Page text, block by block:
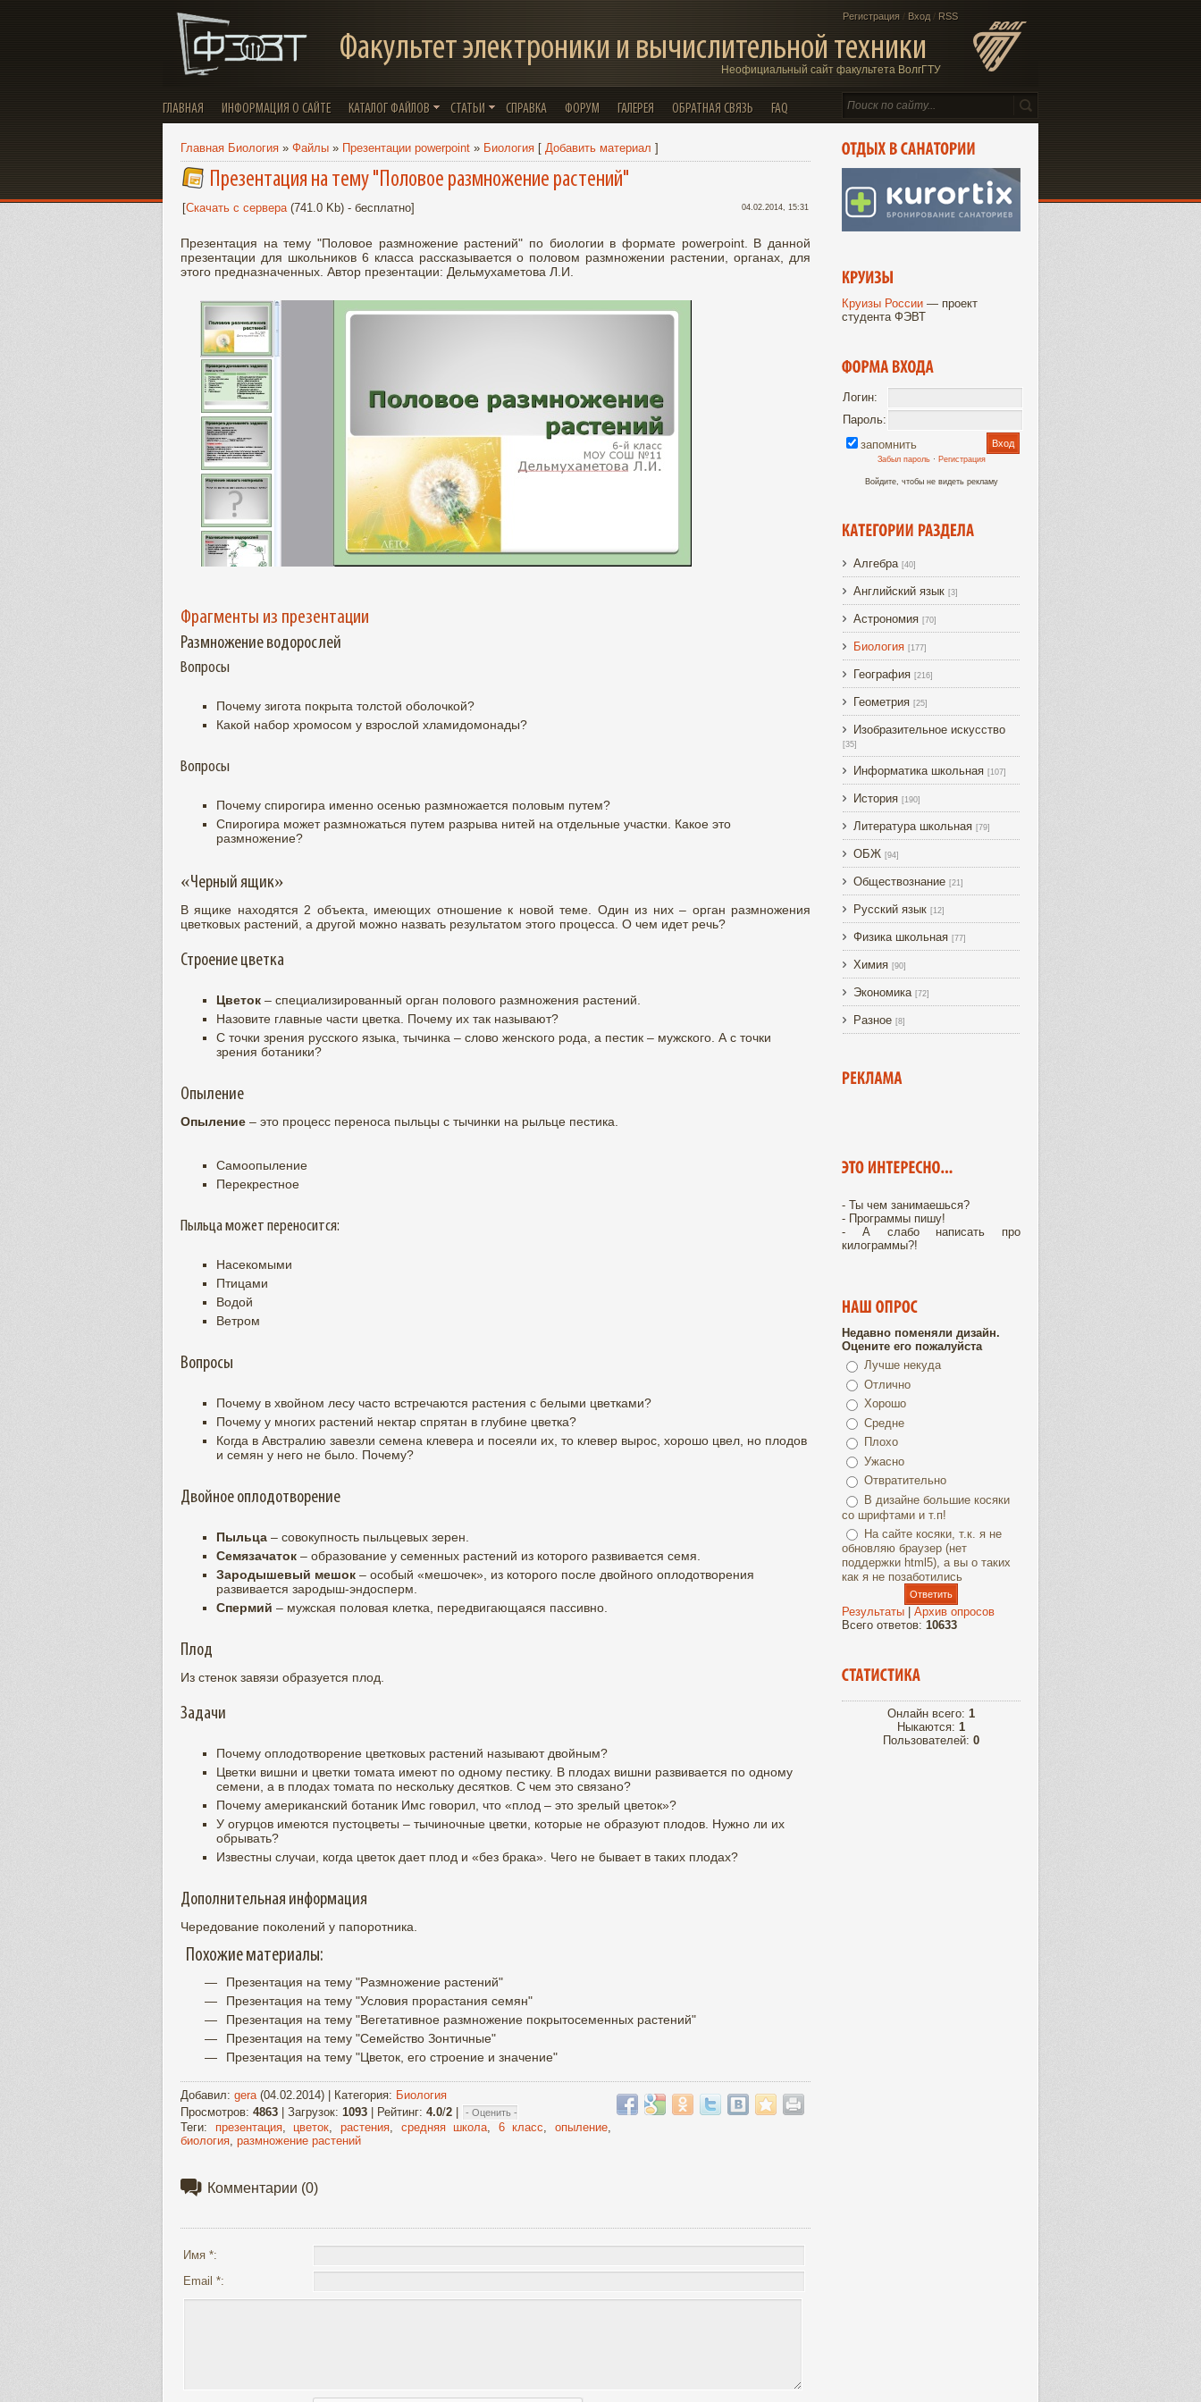
Регистрация / Вход / RSS
Факультет электроники и вычислительной техники
Неофициальный сайт факультета ВолгГТУ
ГЛАВНАЯ ИНФОРМАЦИЯ О САЙТЕ КАТАЛОГ ФАЙЛОВ СТАТЬИ СПРАВКА ФОРУМ ГАЛЕРЕЯ ОБРАТНАЯ СВЯЗЬ FAQ
Главная Биология » Файлы » Презентации powerpoint » Биология [ Добавить материал ]
Презентация на тему "Половое размножение растений"
[Скачать с сервера(741.0 Kb) - бесплатно] 04.02.2014, 15:31
Презентация на тему "Половое размножение растений" по биологии в формате powerpoint. В данной
презентации для школьников 6 класса рассказывается о половом размножении растении, органах, для
этого предназначенных. Автор презентации: Дельмухаметова Л.И.
Фрагменты из презентации
Размножение водорослей
Вопросы
Почему зигота покрыта толстой оболочкой?
Какой набор хромосом у взрослой хламидомонады?
Вопросы
Почему спирогира именно осенью размножается половым путем?
Спирогира может размножаться путем разрыва нитей на отдельные участки. Какое это
размножение?
«Черный ящик»
В ящике находятся 2 объекта, имеющих отношение к новой теме. Один из них – орган размножения
цветковых растений, а другой можно назвать результатом этого процесса. О чем идет речь?
Строение цветка
Цветок – специализированный орган полового размножения растений.
Назовите главные части цветка. Почему их так называют?
С точки зрения русского языка, тычинка – слово женского рода, а пестик – мужского. А с точки
зрения ботаники?
Опыление
Опыление – это процесс переноса пыльцы с тычинки на рыльце пестика.
Самоопыление
Перекрестное
Пыльца может переносится:
Насекомыми
Птицами
Водой
Ветром
Вопросы
Почему в хвойном лесу часто встречаются растения с белыми цветками?
Почему у многих растений нектар спрятан в глубине цветка?
Когда в Австралию завезли семена клевера и посеяли их, то клевер вырос, хорошо цвел, но плодов
и семян у него не было. Почему?
Двойное оплодотворение
Пыльца – совокупность пыльцевых зерен.
Семязачаток – образование у семенных растений из которого развивается семя.
Зародышевый мешок – особый «мешочек», из которого после двойного оплодотворения
развивается зародыш-эндосперм.
Спермий – мужская половая клетка, передвигающаяся пассивно.
Плод
Из стенок завязи образуется плод.
Задачи
Почему оплодотворение цветковых растений называют двойным?
Цветки вишни и цветки томата имеют по одному пестику. В плодах вишни развивается по одному
семени, а в плодах томата по нескольку десятков. С чем это связано?
Почему американский ботаник Имс говорил, что «плод – это зрелый цветок»?
У огурцов имеются пустоцветы – тычиночные цветки, которые не образуют плодов. Нужно ли их
обрывать?
Известны случаи, когда цветок дает плод и «без брака». Чего не бывает в таких плодах?
Дополнительная информация
Чередование поколений у папоротника.
Похожие материалы:
Презентация на тему "Размножение растений"
Презентация на тему "Условия прорастания семян"
Презентация на тему "Вегетативное размножение покрытосеменных растений"
Презентация на тему "Семейство Зонтичные"
Презентация на тему "Цветок, его строение и значение"
Добавил: gera (04.02.2014) | Категория: Биология
Просмотров: 4863 | Загрузок: 1093 | Рейтинг: 4.0/2 |
Теги: презентация, цветок растения, средняя школа 6 класс опыление
биология размножение растений
Комментарии (0)
Имя *:
Email *:
Круизы России — проект
студента ФЭВТ
Логин:
Пароль:
запомнить
Забыл пароль· Регистрация
Войдите, чтобы не видеть рекламу
Алгебра [40]
Английский язык [3]
Астрономия [70]
Биология [177]
География [216]
Геометрия [25]
Изобразительное искусство
[35]
Информатика школьная [107]
История [190]
Литература школьная [79]
ОБЖ [94]
Обществознание [21]
Русский язык [12]
Физика школьная [77]
Химия [90]
Экономика [72]
Разное [8]
- Ты чем занимаешься?
- Программы пишу!
- А слабо написать про
килограммы?!
Недавно поменяли дизайн.
Оцените его пожалуйста
Лучше некуда
Отлично
Хорошо
Средне
Плохо
Ужасно
Отвратительно
В дизайне большие косяки
со шрифтами и т.п!
На сайте косяки, т.к. я не
обновляю браузер (нет
поддержки html5), а вы о таких
как я не позаботились
Результаты
Архив опросов
Всего ответов: 10633
Онлайн всего: 1
Ныкаются: 1
Пользователей: 0